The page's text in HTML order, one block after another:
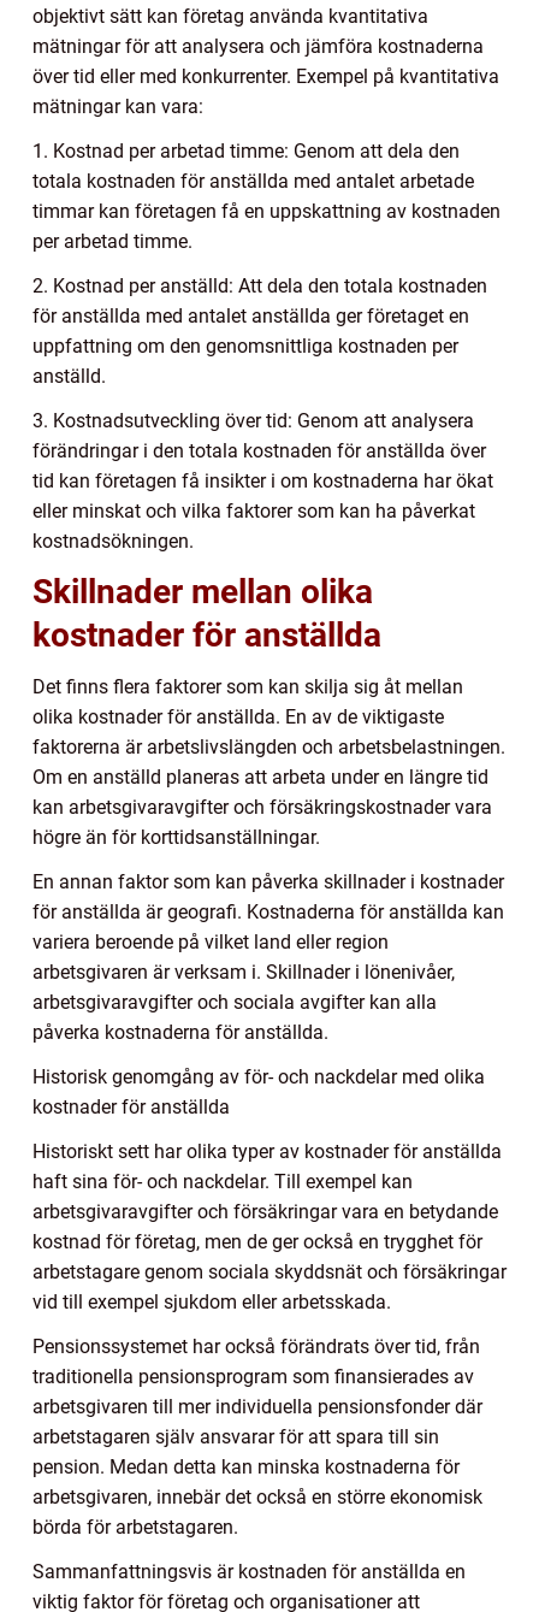
objektivt sätt kan företag använda kvantitativa
mätningar för att analysera och jämföra kostnaderna
över tid eller med konkurrenter. Exempel på kvantitativa
mätningar kan vara:
1. Kostnad per arbetad timme: Genom att dela den
totala kostnaden för anställda med antalet arbetade
timmar kan företagen få en uppskattning av kostnaden
per arbetad timme.
2. Kostnad per anställd: Att dela den totala kostnaden
för anställda med antalet anställda ger företaget en
uppfattning om den genomsnittliga kostnaden per
anställd.
3. Kostnadsutveckling över tid: Genom att analysera
förändringar i den totala kostnaden för anställda över
tid kan företagen få insikter i om kostnaderna har ökat
eller minskat och vilka faktorer som kan ha påverkat
kostnadsökningen.
Skillnader mellan olika
kostnader för anställda
Det finns flera faktorer som kan skilja sig åt mellan
olika kostnader för anställda. En av de viktigaste
faktorerna är arbetslivslängden och arbetsbelastningen.
Om en anställd planeras att arbeta under en längre tid
kan arbetsgivaravgifter och försäkringskostnader vara
högre än för korttidsanställningar.
En annan faktor som kan påverka skillnader i kostnader
för anställda är geografi. Kostnaderna för anställda kan
variera beroende på vilket land eller region
arbetsgivaren är verksam i. Skillnader i lönenivåer,
arbetsgivaravgifter och sociala avgifter kan alla
påverka kostnaderna för anställda.
Historisk genomgång av för- och nackdelar med olika
kostnader för anställda
Historiskt sett har olika typer av kostnader för anställda
haft sina för- och nackdelar. Till exempel kan
arbetsgivaravgifter och försäkringar vara en betydande
kostnad för företag, men de ger också en trygghet för
arbetstagare genom sociala skyddsnät och försäkringar
vid till exempel sjukdom eller arbetsskada.
Pensionssystemet har också förändrats över tid, från
traditionella pensionsprogram som finansierades av
arbetsgivaren till mer individuella pensionsfonder där
arbetstagaren själv ansvarar för att spara till sin
pension. Medan detta kan minska kostnaderna för
arbetsgivaren, innebär det också en större ekonomisk
börda för arbetstagaren.
Sammanfattningsvis är kostnaden för anställda en
viktig faktor för företag och organisationer att